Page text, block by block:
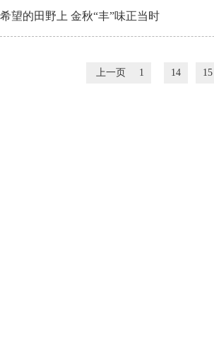
希望的田野上 金秋“丰”味正当时
上一页 1 14 15